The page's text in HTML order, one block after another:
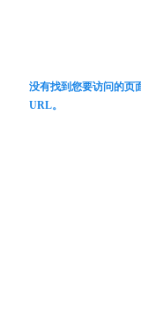
没有找到您要访问的页
URL。